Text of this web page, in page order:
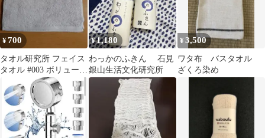
¥700
タオル研究所 フェイス
タオル #003 ボリューム
リッチ ライトグレー
¥1,180
わっかのふきん 石見
銀山生活文化研究所
¥3,500
ワタ布 バスタオル
ざくろ染め